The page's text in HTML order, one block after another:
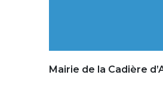
Mairie de la Cadière